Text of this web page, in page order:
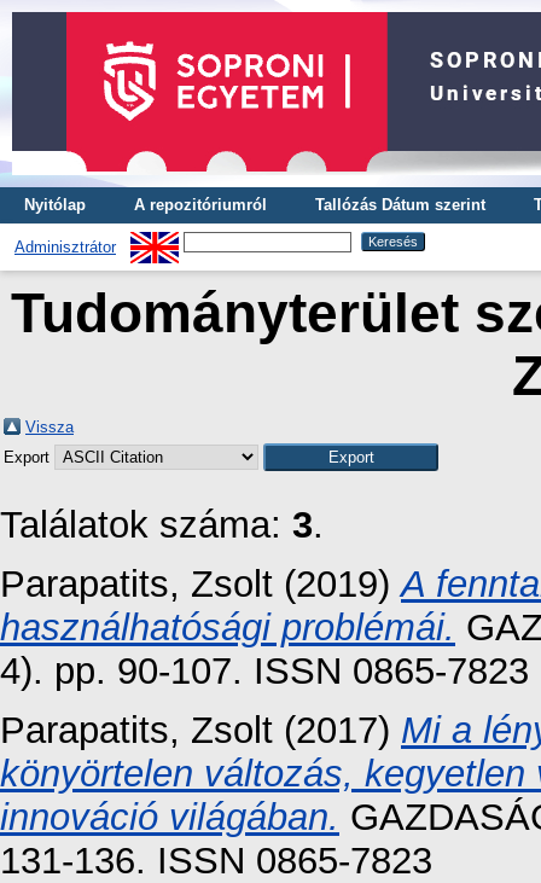
Nyitólap A repozitóriumról Tallózás Dátum szerint
Adminisztrátor
Tudományterület
Vissza
Export
Találatok száma: 3.
Parapatits, Zsolt (2019)A
használhatósági problémái.
4). pp. 90-107. ISSN 0865-7823
Parapatits, Zsolt (2017) Mi a
könyörtelen változás,
innováció világában.
131-136. ISSN 0865-7823